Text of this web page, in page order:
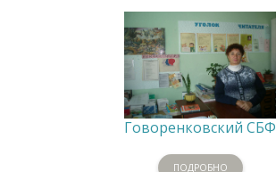
Говоренковский СБФ
ПОДРОБНО